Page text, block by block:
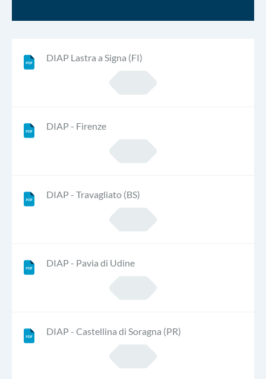
DIAP Lastra a Signa (FI)
DIAP - Firenze
DIAP - Travagliato (BS)
DIAP - Pavia di Udine
DIAP - Castellina di Soragna (PR)